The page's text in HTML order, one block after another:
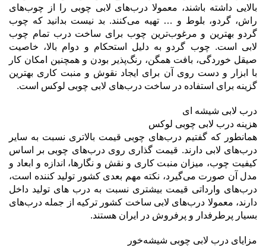
بالایی داشته باشند، معمولا درب‌های لابی چوبی را از چوب‌های
راش، گردو، بلوط و … تهیه می‌کنند. بد نیست بدانید که چوب
گردو بهترین و مرغوب‌ترین چوب برای ساخت درب تمام چوب
لابی است. چوب گردو به دلیل استحکام و دوام بالا، خاصیت
صیقل خوردگی، بافت همگن، رنگ‌پذیر بودن و همچنین امکان کار
با ابزار و دست روی آن برای ایجاد نقوش و منبت کاری بهترین
گزینه برای استفاده در ساخت درب‌های لابی چوبی لوکس است.
درب لابی شیشه ای
هزینه درب لابی چوبی لوکس
همانطور که گفتیم درب‌های چوبی قیمت بالاتری نسبت به سایر
درب‌های لابی دارند. قیمت گذاری روی درب‌های چوبی بر اساس
کیفیت چوب، میزان منبت کاری و نقش و نگارها، اندازه و ابعاد و
مدل آن صورت می‌گیرد، نکته مهم بعدی کشور تولید کننده است،
درب‌های وارداتی قیمت بیشتری نسبت به درب های تولید داخل
دارند، معمولا درب‌های لابی ساخت کشور ترکیه از جمله درب‌های
بسیار پرطرفدار و پرفروش در ایران هستند.
مزایای درب لابی چوبی شیشه‌خور